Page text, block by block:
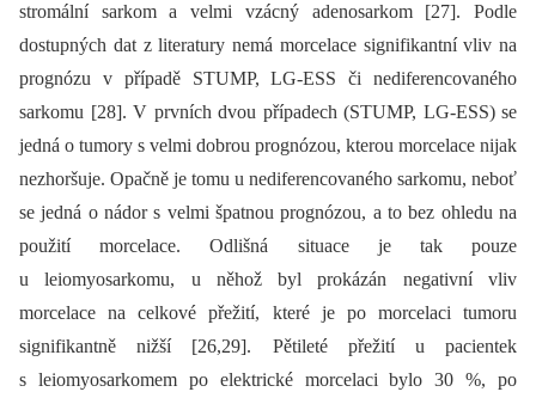
stromální sarkom a velmi vzácný adenosarkom [27]. Podle
dostupných dat z literatury nemá morcelace signifikantní vliv na
prognózu v případě STUMP, LG-ESS či nediferencovaného
sarkomu [28]. V prvních dvou případech (STUMP, LG-ESS) se
jedná o tumory s velmi dobrou prognózou, kterou morcelace nijak
nezhoršuje. Opačně je tomu u nediferencovaného sarkomu, neboť
se jedná o nádor s velmi špatnou prognózou, a to bez ohledu na
použití morcelace. Odlišná situace je tak pouze
u leiomyosarkomu, u něhož byl prokázán negativní vliv
morcelace na celkové přežití, které je po morcelaci tumoru
signifikantně nižší [26,29]. Pětileté přežití u pacientek
s leiomyosarkomem po elektrické morcelaci bylo 30 %, po